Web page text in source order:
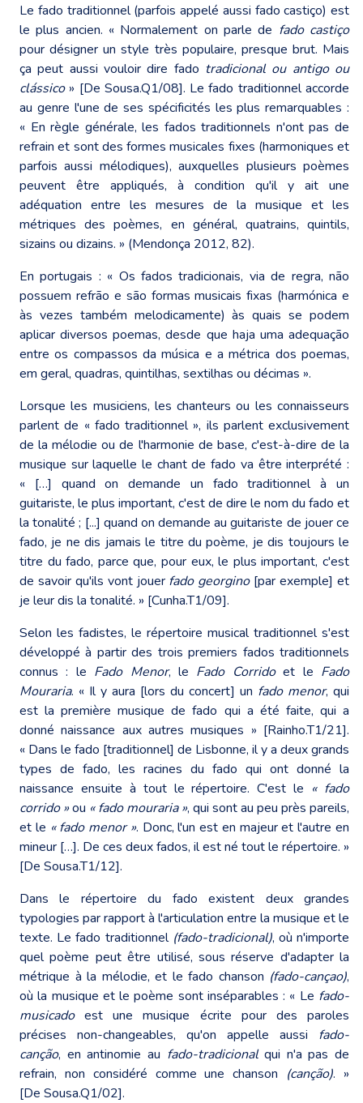
Le fado traditionnel (parfois appelé aussi fado castiço) est
le plus ancien. « Normalement on parle de fado castiço
pour désigner un style très populaire, presque brut. Mais
ça peut aussi vouloir dire fado tradicional ou antigo ou
clássico » [De Sousa.Q1/08]. Le fado traditionnel accorde
au genre l'une de ses spécificités les plus remarquables :
« En règle générale, les fados traditionnels n'ont pas de
refrain et sont des formes musicales fixes (harmoniques et
parfois aussi mélodiques), auxquelles plusieurs poèmes
peuvent être appliqués, à condition qu'il y ait une
adéquation entre les mesures de la musique et les
métriques des poèmes, en général, quatrains, quintils,
sizains ou dizains. » (Mendonça 2012, 82).
En portugais : « Os fados tradicionais, via de regra, não
possuem refrão e são formas musicais fixas (harmónica e
às vezes também melodicamente) às quais se podem
aplicar diversos poemas, desde que haja uma adequação
entre os compassos da música e a métrica dos poemas,
em geral, quadras, quintilhas, sextilhas ou décimas ».
Lorsque les musiciens, les chanteurs ou les connaisseurs
parlent de « fado traditionnel », ils parlent exclusivement
de la mélodie ou de l'harmonie de base, c'est-à-dire de la
musique sur laquelle le chant de fado va être interprété :
« […] quand on demande un fado traditionnel à un
guitariste, le plus important, c'est de dire le nom du fado et
la tonalité ; [...] quand on demande au guitariste de jouer ce
fado, je ne dis jamais le titre du poème, je dis toujours le
titre du fado, parce que, pour eux, le plus important, c'est
de savoir qu'ils vont jouer fado georgino[par exemple] et
je leur dis la tonalité. » [Cunha.T1/09].
Selon les fadistes, le répertoire musical traditionnel s'est
développé à partir des trois premiers fados traditionnels
connus : le Fado Menor, le Fado Corridoet le Fado
Mouraria. « Il y aura [lors du concert] un fado menor, qui
est la première musique de fado qui a été faite, qui a
donné naissance aux autres musiques » [Rainho.T1/21].
« Dans le fado [traditionnel] de Lisbonne, il y a deux grands
types de fado, les racines du fado qui ont donné la
naissance ensuite à tout le répertoire. C'est le « fado
corrido »ou « fado mouraria », qui sont au peu près pareils,
et le « fado menor ». Donc, l'un est en majeur et l'autre en
mineur […]. De ces deux fados, il est né tout le répertoire. »
[De Sousa.T1/12].
Dans le répertoire du fado existent deux grandes
typologies par rapport à l'articulation entre la musique et le
texte. Le fado traditionnel (fado-tradicional), où n'importe
quel poème peut être utilisé, sous réserve d'adapter la
métrique à la mélodie, et le fado chanson (fado-cançao),
où la musique et le poème sont inséparables : « Le fado-
musicadoest une musique écrite pour des paroles
précises non-changeables, qu'on appelle aussi fado-
canção, en antinomie au fado-tradicionalqui n'a pas de
refrain, non considéré comme une chanson (canção). »
[De Sousa.Q1/02].